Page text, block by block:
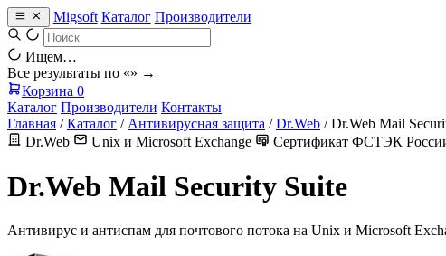
Migsoft Каталог Производители
Ищем…
Все результаты по «» →
Корзина 0
Каталог Производители Контакты
Главная / Каталог / Антивирусная защита / Dr.Web / Dr.Web Mail
Dr.Web
Unix и Microsoft Exchange Сертификат ФСТЭК
Dr.Web Mail Security Suite
Антивирус и антиспам для почтового потока на Unix и Microsoft